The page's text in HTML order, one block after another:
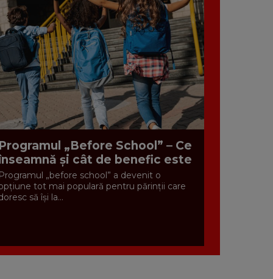
Programul „Before School” – Ce
și cât de benefic este
Programul „before school” a devenit o
tot mai populară pentru părinții care
să își la...